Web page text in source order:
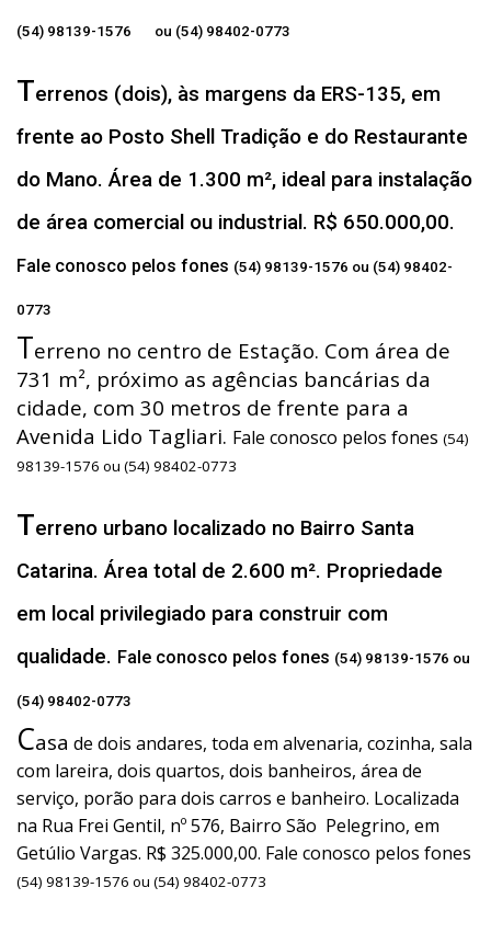
(54) 98139-1576 ou (54) 98402-0773
Terrenos (dois), às margens da ERS-135, em
frente ao Posto Shell Tradição e do Restaurante
do Mano. Área de 1.300 m², ideal para instalação
de área comercial ou industrial. R$ 650.000,00.
Fale conosco pelos fones (54) 98139-1576 ou (54) 98402-
0773
Terreno no centro de Estação. Com área de
731 m², próximo as agências bancárias da
cidade, com 30 metros de frente para a
Avenida Lido Tagliari. Fale conosco pelos fones (54)
98139-1576 ou (54) 98402-0773
Terreno urbano localizado no Bairro Santa
Catarina. Área total de 2.600 m². Propriedade
em local privilegiado para construir com
qualidade. Fale conosco pelos fones (54) 98139-1576 ou
(54) 98402-0773
Casa de dois andares, toda em alvenaria, cozinha, sala
com lareira, dois quartos, dois banheiros, área de
serviço, porão para dois carros e banheiro. Localizada
na Rua Frei Gentil, nº 576, Bairro São Pelegrino, em
Getúlio Vargas. R$ 325.000,00. Fale conosco pelos fones
(54) 98139-1576 ou (54) 98402-0773